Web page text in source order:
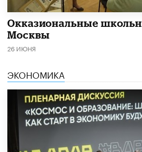
​Окказиональные
Москвы
26 ИЮНЯ
ЭКОНОМИКА